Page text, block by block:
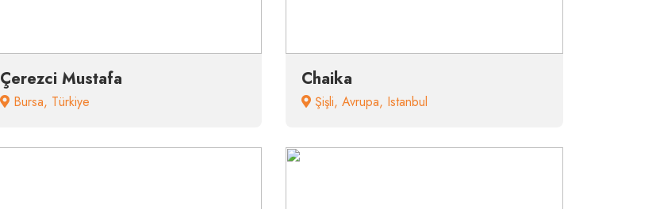
Çerezci Mustafa
Bursa, Türkiye
Chaika
Şişli, Avrupa, Istanbul